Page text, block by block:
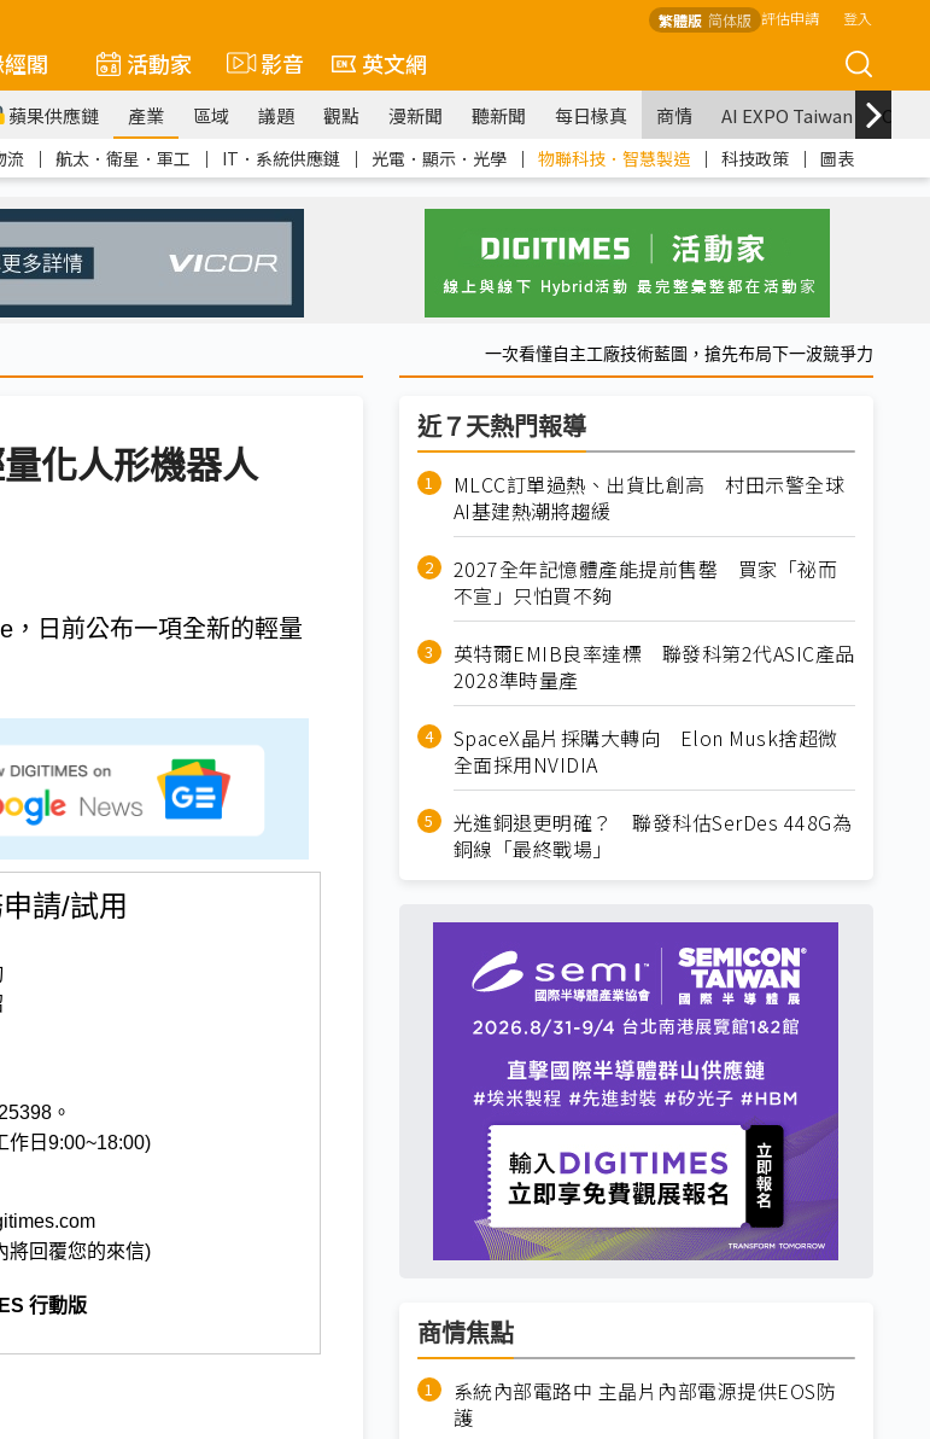
繁體版 简体版 評估申請 登入
閣 活動家 影音 英文網
蘋果供應鏈 產業 區域 議題 觀點 漫新聞 聽新聞 每日椽真 商情 AI EXPO Taiwan
流 ｜ 航太．衛星．軍工 ｜ IT．系統供應鏈 ｜ 光電．顯示．光學 ｜ 物聯科技．智慧製造 ｜ 科技政策 ｜ 圖表
一次看懂自主工廠技術藍圖，搶先布局下一波競爭力
化人形機器人
，日前公布一項全新的輕量
請/試用
。
作日9:00~18:00)
將回覆您的來信)
行動版
近７天熱門報導
MLCC訂單過熱、出貨比創高 村田示警全球
AI基建熱潮將趨緩
2027全年記憶體產能提前售罄 買家「祕而
不宣」只怕買不夠
英特爾EMIB良率達標 聯發科第2代ASIC產品
2028準時量產
SpaceX晶片採購大轉向 Elon Musk捨超微
全面採用NVIDIA
光進銅退更明確？ 聯發科估SerDes 448G為
銅線「最終戰場」
商情焦點
系統內部電路中 主晶片內部電源提供EOS防
護